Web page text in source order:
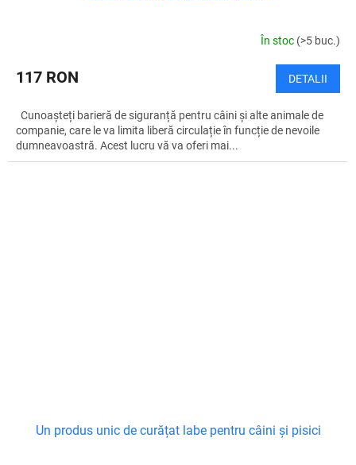
În stoc (>5 buc.)
117 RON DETALII
Cunoașteți barieră de siguranță pentru câini și alte animale de
companie, care le va limita liberă circulație în funcție de nevoile
dumneavoastră. Acest lucru vă va oferi mai...
Un produs unic de curățat labe pentru câini și pisici